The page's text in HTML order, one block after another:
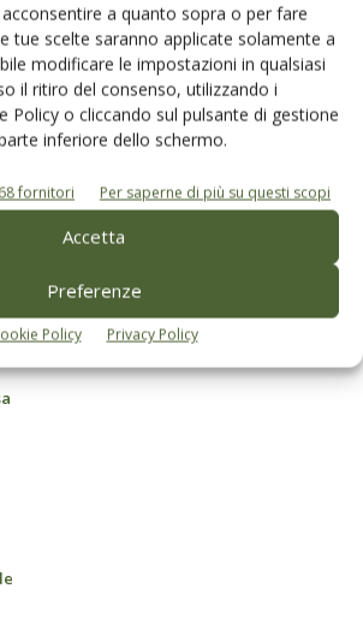
a quanto sopra o per fare
tue scelte saranno applicate solamente a
modificare le impostazioni in qualsiasi
il ritiro del consenso, utilizzando i
Policy o cliccando sul pulsante di gestione
inferiore dello schermo.
fornitori Per saperne di più su questi scopi
Accetta
Preferenze
Policy Privacy Policy
Partita IVA e Iscrizione al Registro delle
di Milano n. 69 del 05/03/2014. Precedentemente
di Bologna n. 6776 del 04/03/1998
sped. A.P. - DL 353/2003 conv. L. 46/2004, art. 1c.1: